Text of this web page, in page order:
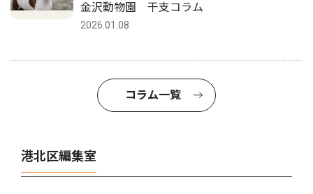
金沢動物園 干支コラム
2026.01.08
コラム一覧
港北区編集室